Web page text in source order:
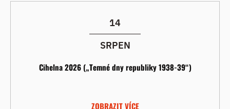
14
SRPEN
Cihelna 2026 („Temné dny republiky 1938-39“)
ZOBRAZIT VÍCE